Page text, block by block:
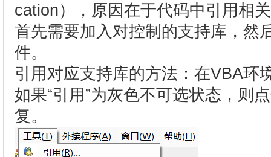
cation），原因在于代码中引用相
首先需要加入对控制的支持库，然
件。
引用对应支持库的方法：在VBA环
如果“引用”为灰色不可选状态，则
复。